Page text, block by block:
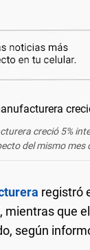
creció 5%
del mismo
registró
que
según